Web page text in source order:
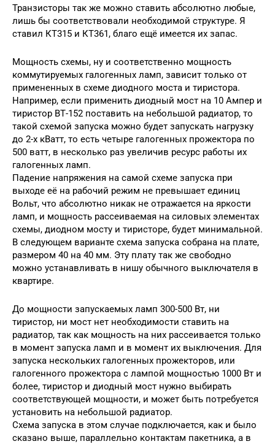
Транзисторы так же можно ставить абсолютно любые,
лишь бы соответствовали необходимой структуре. Я
ставил КТ315 и КТ361, благо ещё имеется их запас.
Мощность схемы, ну и соответственно мощность
коммутируемых галогенных ламп, зависит только от
примененных в схеме диодного моста и тиристора.
Например, если применить диодный мост на 10 Ампер и
тиристор ВТ-152 поставить на небольшой радиатор, то
такой схемой запуска можно будет запускать нагрузку
до 2-х кВатт, то есть четыре галогенных прожектора по
500 ватт, в несколько раз увеличив ресурс работы их
галогенных ламп.
Падение напряжения на самой схеме запуска при
выходе её на рабочий режим не превышает единиц
Вольт, что абсолютно никак не отражается на яркости
ламп, и мощность рассеиваемая на силовых элементах
схемы, диодном мосту и тиристоре, будет минимальной.
В следующем варианте схема запуска собрана на плате,
размером 40 на 40 мм. Эту плату так же свободно
можно устанавливать в нишу обычного выключателя в
квартире.
До мощности запускаемых ламп 300-500 Вт, ни
тиристор, ни мост нет необходимости ставить на
радиатор, так как мощность на них рассеивается только
в момент запуска ламп и в момент их выключения. Для
запуска нескольких галогенных прожекторов, или
галогенного прожектора с лампой мощностью 1000 Вт и
более, тиристор и диодный мост нужно выбирать
соответствующей мощности, и может быть потребуется
установить на небольшой радиатор.
Схема запуска в этом случае подключается, как и было
сказано выше, параллельно контактам пакетника, а в